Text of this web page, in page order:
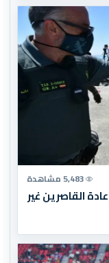
5,483 مشاهدة
القاصرين غير